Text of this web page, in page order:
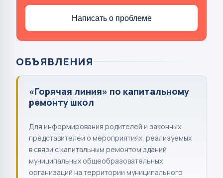
Написать о проблеме
ОБЪЯВЛЕНИЯ
«Горячая линия» по капитальному
ремонту школ
Для информирования родителей и законных
представителей о мероприятиях, реализуемых
в связи с капитальным ремонтом зданий
муниципальных общеобразовательных
организаций на территории муниципального